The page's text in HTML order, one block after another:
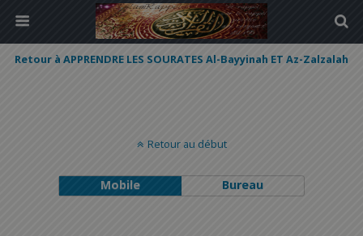
Retour à APPRENDRE LES SOURATES Al-Bayyinah ET Az-Zalzalah
Retour au début
Mobile Bureau